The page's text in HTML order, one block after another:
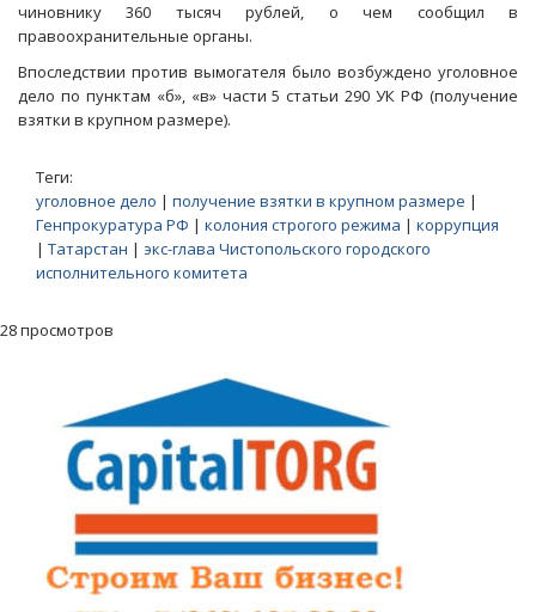
чиновнику 360 тысяч рублей, о чем сообщил в
правоохранительные органы.
Впоследствии против вымогателя было возбуждено уголовное
дело по пунктам «б», «в» части 5 статьи 290 УК РФ (получение
взятки в крупном размере).
Теги:
уголовное дело | получение взятки в крупном размере |
Генпрокуратура РФ | колония строгого режима | коррупция
| Татарстан | экс-глава Чистопольского городского
исполнительного комитета
28 просмотров